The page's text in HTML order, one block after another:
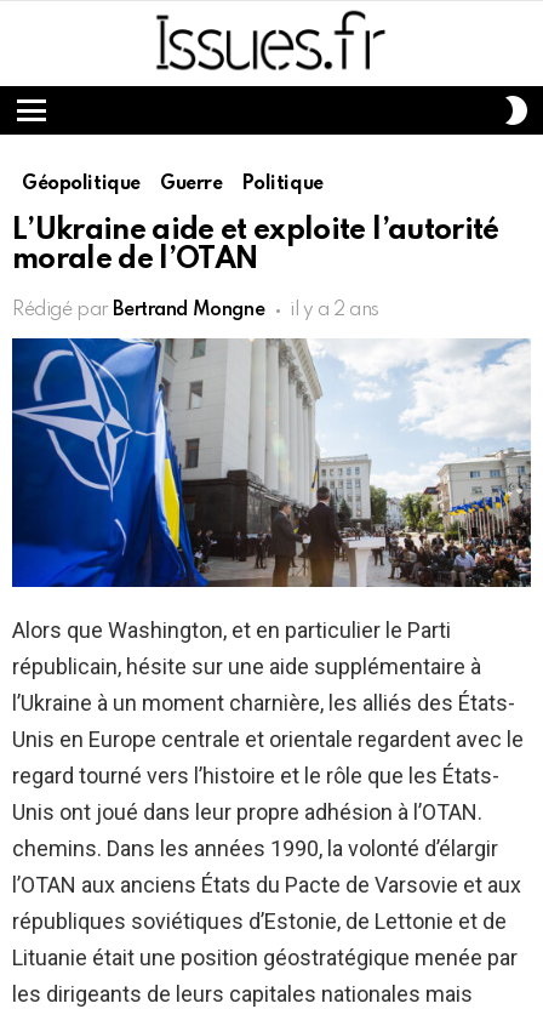
Menu
Géopolitique Guerre Politique
L’Ukraine aide et exploite l’autorité
morale de l’OTAN
Rédigé par Bertrand Mongne il y a 2 ans
Alors que Washington, et en particulier le Parti
républicain, hésite sur une aide supplémentaire à
l’Ukraine à un moment charnière, les alliés des États-
Unis en Europe centrale et orientale regardent avec le
regard tourné vers l’histoire et le rôle que les États-
Unis ont joué dans leur propre adhésion à l’OTAN.
chemins. Dans les années 1990, la volonté d’élargir
l’OTAN aux anciens États du Pacte de Varsovie et aux
républiques soviétiques d’Estonie, de Lettonie et de
Lituanie était une position géostratégique menée par
les dirigeants de leurs capitales nationales mais